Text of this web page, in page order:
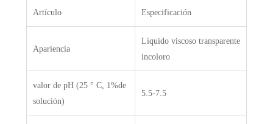
Artículo Especificación
Apariencia
Líquido viscoso transparente
incoloro
valor de pH (25 ° C, 1%de
solución)
5.5-7.5